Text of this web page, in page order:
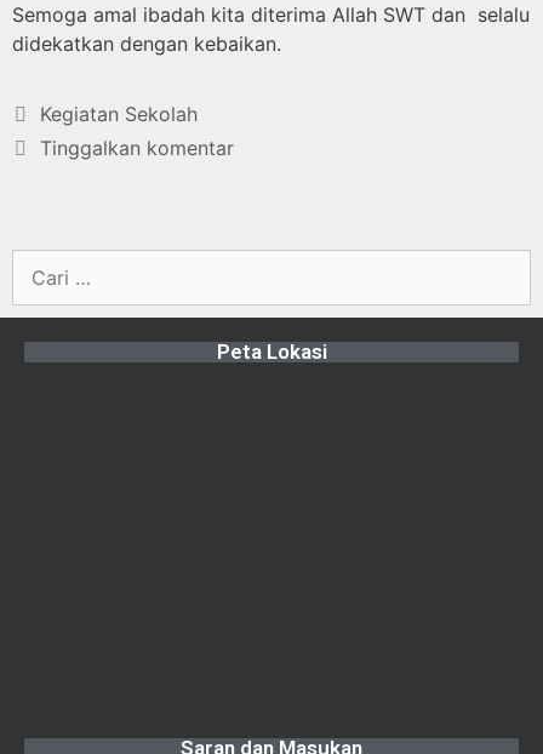
Semoga amal ibadah kita diterima Allah SWT dan selalu
didekatkan dengan kebaikan.
Kegiatan Sekolah
Tinggalkan komentar
Peta Lokasi
Saran dan Masukan